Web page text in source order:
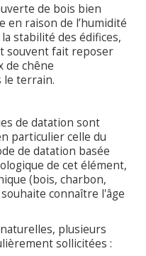
de bois bien
en raison de l’humidité
stabilité des édifices,
souvent fait reposer
de chêne
le terrain.
de datation sont
particulier celle du
de datation basée
de cet élément,
(bois, charbon,
connaître l'âge
plusieurs
sollicitées :